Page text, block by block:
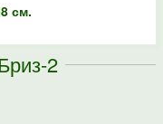
см.
2